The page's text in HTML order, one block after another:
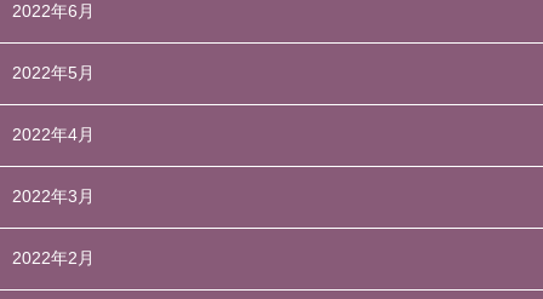
2022年6月
2022年5月
2022年4月
2022年3月
2022年2月